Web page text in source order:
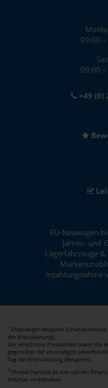
09:00
09:00
+49 (0)
EU-Neuwagen
Jahres- und
Lagerfahrzeuge
Inzahlungnahme
1
Ehemaliger Neupreis
der Erstzulassung).
Der errechnete Preisvorteil sowie die
gegenüber der ehemaligen
Tag der Erstzulassung (Neupreis).
2 Hierbei handelt es sich um ein
Irrtümer vorbehalten.